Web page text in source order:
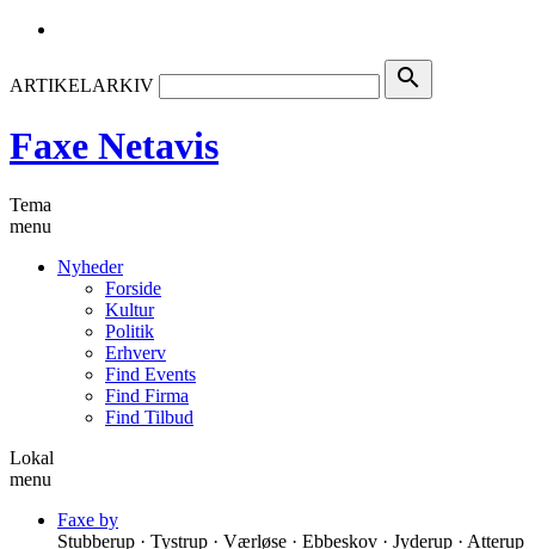
ARTIKELARKIV search
Faxe Netavis
Tema
menu
Nyheder
Forside
Kultur
Politik
Erhverv
Find Events
Find Firma
Find Tilbud
Lokal
menu
Faxe by
Stubberup · Tystrup · Værløse · Ebbeskov · Jyderup · Atterup